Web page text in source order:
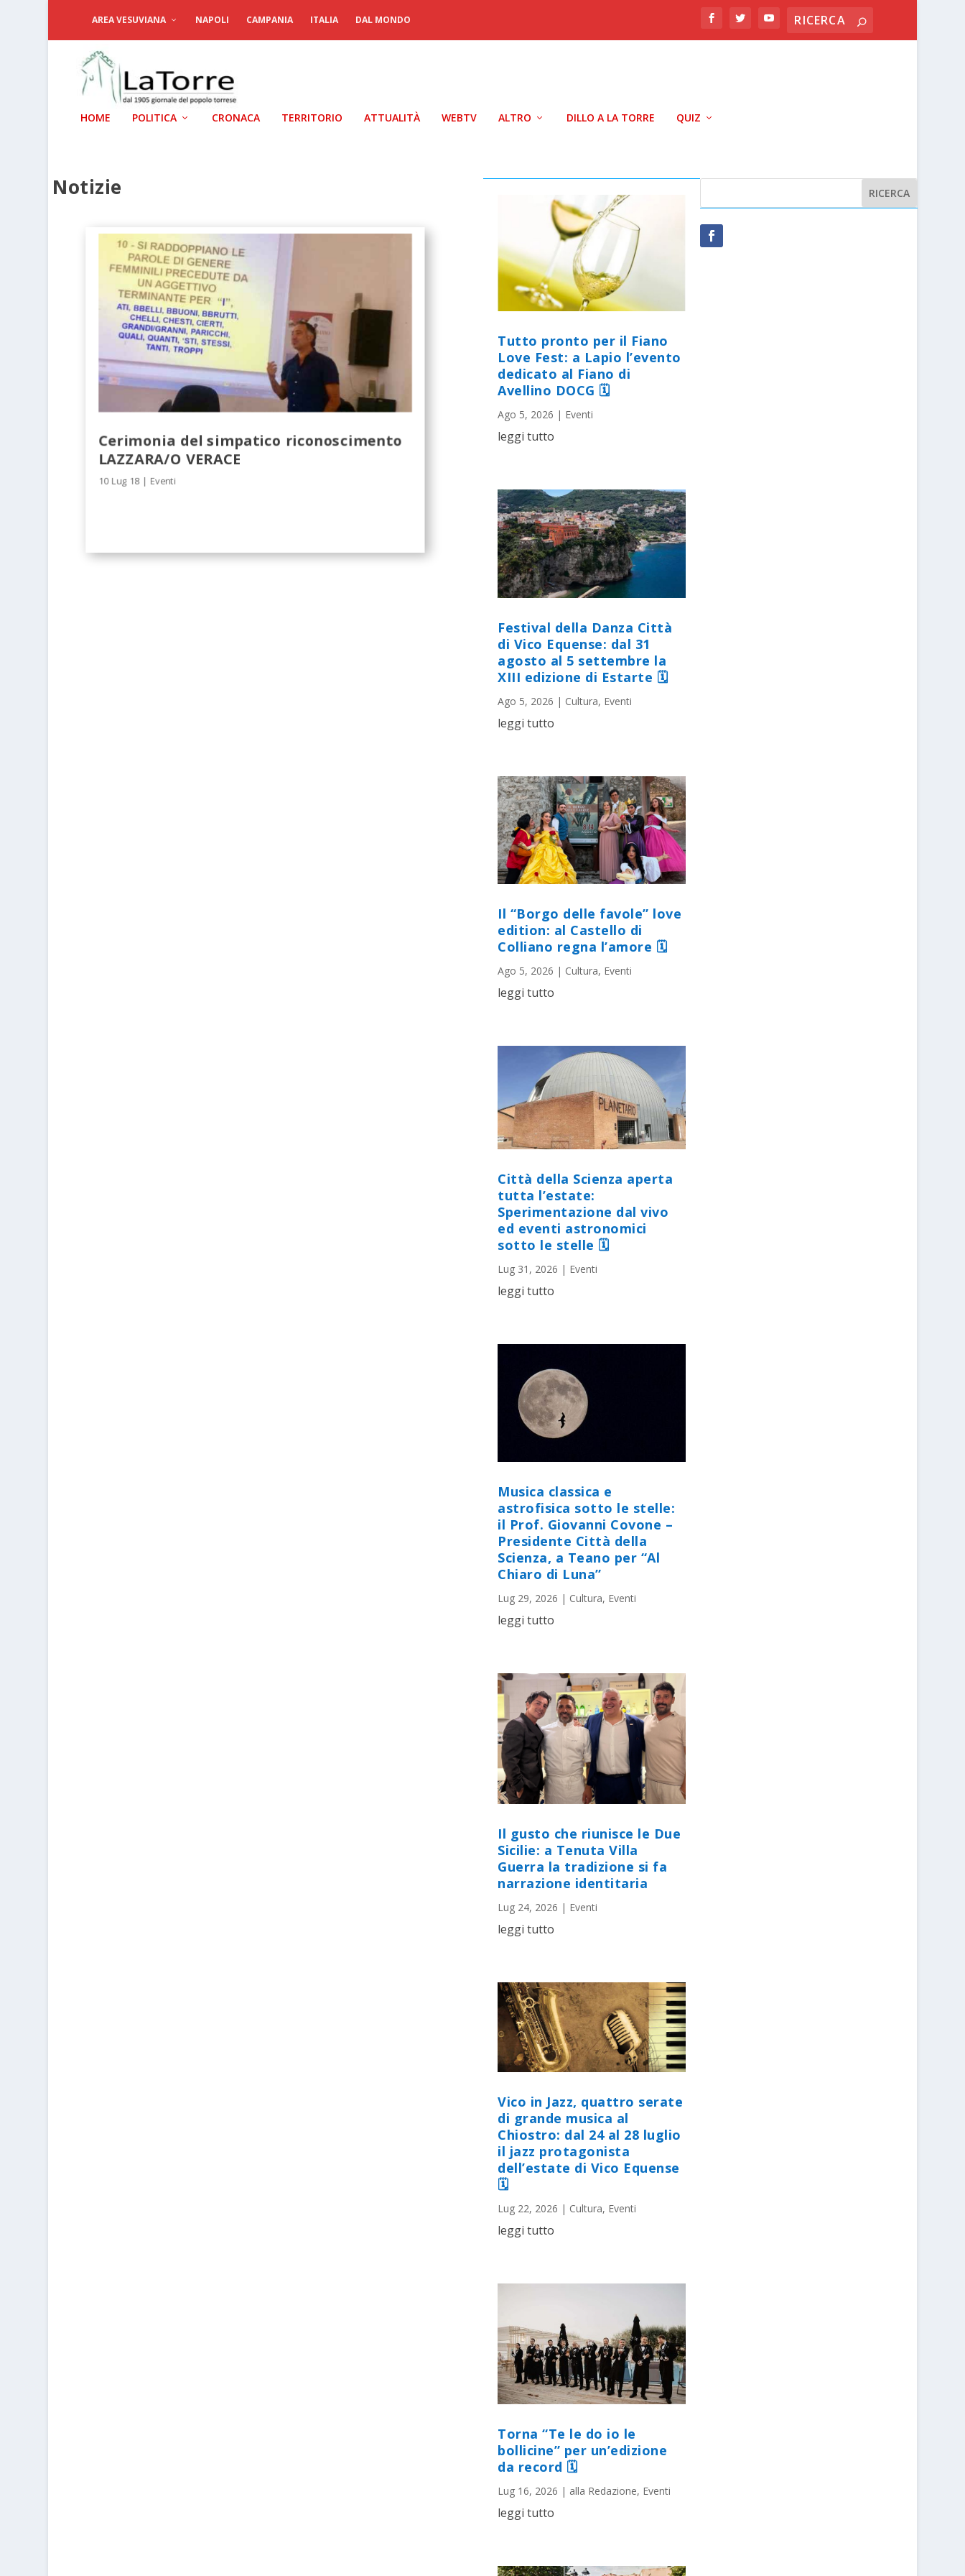
AREA VESUVIANA NAPOLI CAMPANIA ITALIA DAL MONDO
HOME POLITICA CRONACA TERRITORIO ATTUALITÀ WEBTV ALTRO DILLO A LA TORRE QUIZ
Notizie
Cerimonia del simpatico riconoscimento
LAZZARA/O VERACE
10 Lug 18 | Eventi
Tutto pronto per il Fiano
Love Fest: a Lapio l’evento
dedicato al Fiano di
Avellino DOCG 🗓
Ago 5, 2026 | Eventi
leggi tutto
Festival della Danza Città
di Vico Equense: dal 31
agosto al 5 settembre la
XIII edizione di Estarte 🗓
Ago 5, 2026 | Cultura, Eventi
leggi tutto
Il “Borgo delle favole” love
edition: al Castello di
Colliano regna l’amore 🗓
Ago 5, 2026 | Cultura, Eventi
leggi tutto
Città della Scienza aperta
tutta l’estate:
Sperimentazione dal vivo
ed eventi astronomici
sotto le stelle 🗓
Lug 31, 2026 | Eventi
leggi tutto
Musica classica e
astrofisica sotto le stelle:
il Prof. Giovanni Covone –
Presidente Città della
Scienza, a Teano per “Al
Chiaro di Luna”
Lug 29, 2026 | Cultura, Eventi
leggi tutto
Il gusto che riunisce le Due
Sicilie: a Tenuta Villa
Guerra la tradizione si fa
narrazione identitaria
Lug 24, 2026 | Eventi
leggi tutto
Vico in Jazz, quattro serate
di grande musica al
Chiostro: dal 24 al 28 luglio
il jazz protagonista
dell’estate di Vico Equense
🗓
Lug 22, 2026 | Cultura, Eventi
leggi tutto
Torna “Te le do io le
bollicine” per un’edizione
da record 🗓
Lug 16, 2026 | alla Redazione, Eventi
leggi tutto